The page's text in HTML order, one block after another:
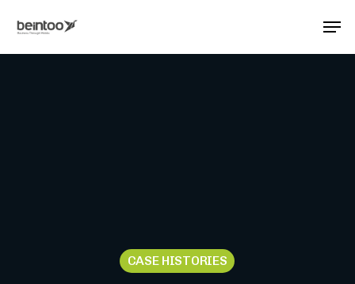
CASE HISTORIES